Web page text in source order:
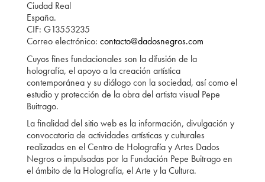
Ciudad Real
España.
CIF: G13553235
Correo electrónico: contacto@dadosnegros.com
Cuyos fines fundacionales son la difusión de la
holografía, el apoyo a la creación artística
contemporánea y su diálogo con la sociedad, así como el
estudio y protección de la obra del artista visual Pepe
Buitrago.
La finalidad del sitio web es la información, divulgación y
convocatoria de actividades artísticas y culturales
realizadas en el Centro de Holografía y Artes Dados
Negros o impulsadas por la Fundación Pepe Buitrago en
el ámbito de la Holografía, el Arte y la Cultura.